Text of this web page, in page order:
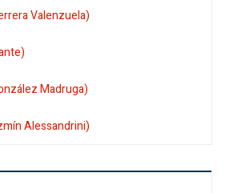
Valenzuela)
Madruga)
Alessandrini)